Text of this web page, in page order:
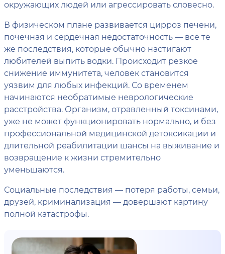
окружающих людей или агрессировать словесно.
В физическом плане развивается цирроз печени,
почечная и сердечная недостаточность — все те
же последствия, которые обычно настигают
любителей выпить водки. Происходит резкое
снижение иммунитета, человек становится
уязвим для любых инфекций. Со временем
начинаются необратимые неврологические
расстройства. Организм, отравленный токсинами,
уже не может функционировать нормально, и без
профессиональной медицинской детоксикации и
длительной реабилитации шансы на выживание и
возвращение к жизни стремительно
уменьшаются.
Социальные последствия — потеря работы, семьи,
друзей, криминализация — довершают картину
полной катастрофы.